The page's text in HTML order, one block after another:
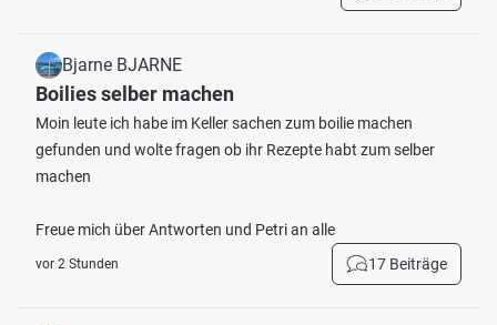
Bjarne BJARNE
Boilies selber machen
Moin leute ich habe im Keller sachen zum boilie machen
gefunden und wolte fragen ob ihr Rezepte habt zum selber
machen
Freue mich über Antworten und Petri an alle
vor 2 Stunden 17 Beiträge